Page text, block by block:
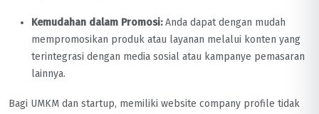
Kemudahan dalam Promosi:Anda dapat dengan mudah
mempromosikan produk atau layanan melalui konten yang
terintegrasi dengan media sosial atau kampanye pemasaran
lainnya.
Bagi UMKM dan startup, memiliki website company profile tidak